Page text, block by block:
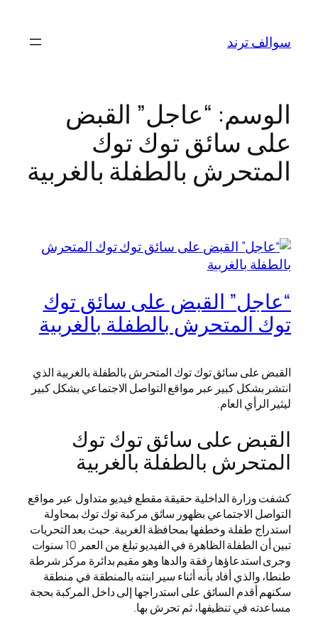
المحتوى
سوالف ترند
الوسم: “عاجل” القبض
على سائق توك توك
المتحرش بالطفلة بالغربية
“عاجل” القبض على سائق توك
توك المتحرش بالطفلة بالغربية
القبض على سائق توك توك المتحرش بالطفلة بالغربية الذي
انتشر بشكل كبير عبر مواقع التواصل الاجتماعي بشكل كبير
ليثير الرأي العام.
القبض على سائق توك توك
المتحرش بالطفلة بالغربية
كشفت وزارة الداخلية حقيقة مقطع فيديو متداول عبر مواقع
التواصل الاجتماعي بظهور سائق مركبة توك توك بمحاولة
استدراج طفلة وخطفها بمحافظة الغربية. حيث بعد التحريات
تبين أن الطفلة الظاهرة في الفيديو تبلغ من العمر 10 سنوات
وجرى استدعاؤها رفقة والدها وهو مقيم بدائرة مركز شرطة
طنطا، والذي أفاد بأنه أثناء سير ابنته بالمنطقة في منطقة
سكنهم أقدم السائق على استدراجها إلى داخل المركبة بحجة
مساعدته في تنظيفها، ثم تحرش بها.